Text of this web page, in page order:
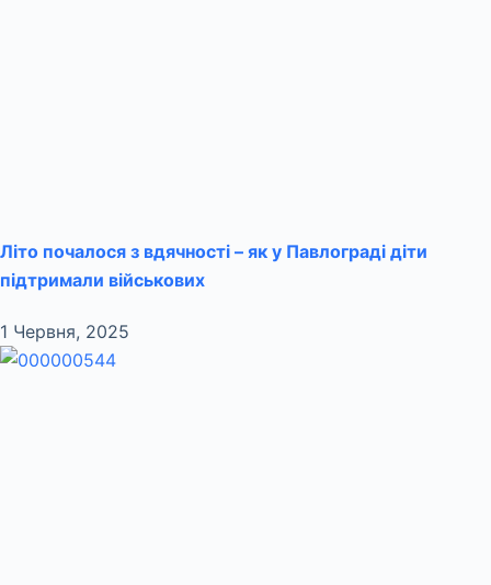
Літо почалося з вдячності – як у Павлограді діти
підтримали військових
1 Червня, 2025